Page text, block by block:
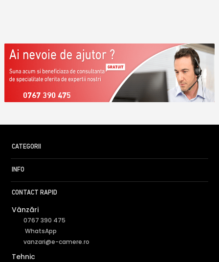
0767 390 475
CATEGORII
INFO
CONTACT RAPID
Vânzări
0767 390 475
WhatsApp
vanzari@e-camere.ro
Tehnic